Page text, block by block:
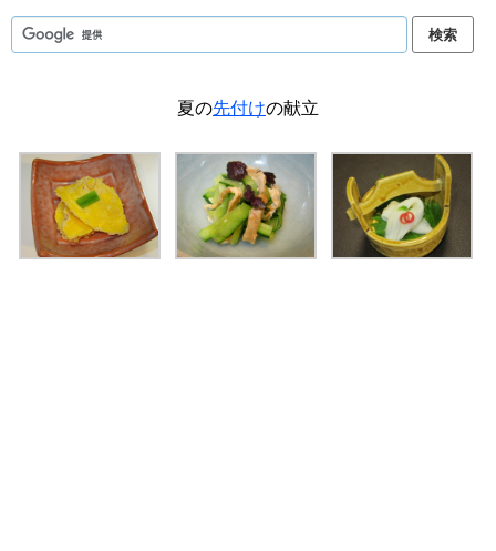
夏の先付けの献立